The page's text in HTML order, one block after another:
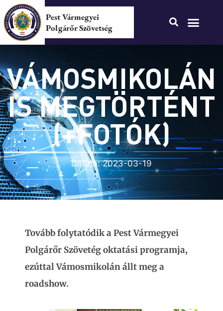
Pest Vármegyei
Polgárőr Szövetség
VÁMOSMIKOLÁN
IS MEGTÖRTÉNT
(+FOTÓK)
Dátum:2023-03-19
Tovább folytatódik a Pest Vármegyei
Polgárőr Szövetég oktatási programja,
ezúttal Vámosmikolán állt meg a
roadshow.